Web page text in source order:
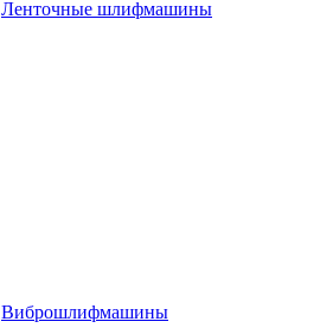
Ленточные шлифмашины
Виброшлифмашины